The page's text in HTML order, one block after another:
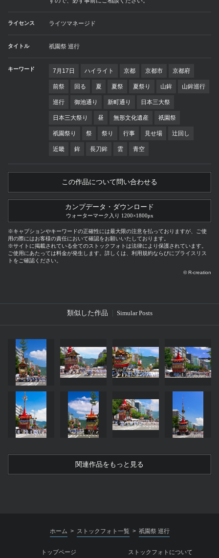
ライセンス ライツマネージド
タイトル 祇園祭 巡行
キーワード 7月17日 ハイライト 京都 京都市 京都府
前祭 回る 夏 夏祭 夏祭り 山鉾 山鉾巡行
巡行 御池通り 新町通り 日本三大祭
日本三大祭り 昼 無形文化遺産 祇園祭
祇園祭り 祭 祭り 行事 見せ場 辻回し
近畿 鉾 長刀鉾 雲 青空
この作品について問い合わせる
カンプデータ・ダウンロード
ウォーターマーク入り 1200×1800px
※キャプションやキーワードの正確性には最大限の注意を払っておりますが、ご使
用の際にはお客様の責任において確認をお願いいたしております。
※サイトに掲載されている全てのストックフォトは法律により保護されています。
ご使用にあたっては料金が発生します。詳しくは、利用規約ならびにプライスリス
トをご確認ください。
© R-creation
類似した作品 Simular Posts
関連作品をもっと見る
ホーム > ストックフォト一覧 > 祇園祭 巡行
トップページ ストックフォトについて